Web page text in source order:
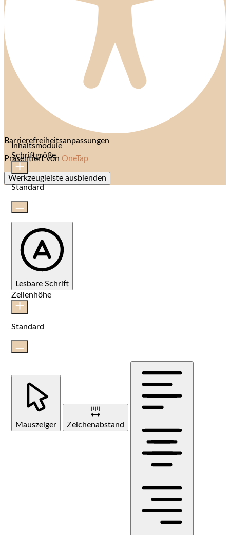
Barrierefreiheitsanpassungen
Präsentiert von OneTap
Werkzeugleiste ausblenden
Inhaltsmodule
Schriftgröße
Standard
Lesbare Schrift
Zeilenhöhe
Standard
Mauszeiger Zeichenabstand